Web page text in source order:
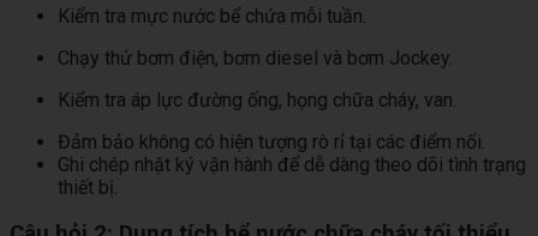
Kiểm tra mực nước bể chứa mỗi tuần.
Chạy thử bơm điện, bơm diesel và bơm Jockey.
Kiểm tra áp lực đường ống, họng chữa cháy, van.
Đảm bảo không có hiện tượng rò rỉ tại các điểm nối.
Ghi chép nhật ký vận hành để dễ dàng theo dõi tình trạng
thiết bị.